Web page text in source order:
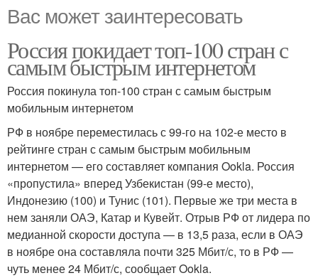
Вас может заинтересовать
Россия покидает топ-100 стран с
самым быстрым интернетом
Россия покинула топ-100 стран с самым быстрым
мобильным интернетом
РФ в ноябре переместилась с 99-го на 102-е место в
рейтинге стран с самым быстрым мобильным
интернетом — его составляет компания Ookla. Россия
«пропустила» вперед Узбекистан (99-е место),
Индонезию (100) и Тунис (101). Первые же три места в
нем заняли ОАЭ, Катар и Кувейт. Отрыв РФ от лидера по
медианной скорости доступа — в 13,5 раза, если в ОАЭ
в ноябре она составляла почти 325 Мбит/с, то в РФ —
чуть менее 24 Мбит/с, сообщает Ookla.